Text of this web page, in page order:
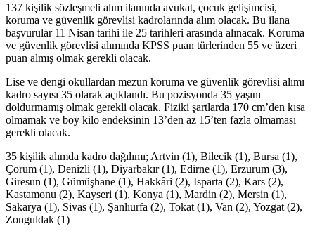
137 kişilik sözleşmeli alım ilanında avukat, çocuk gelişimcisi,
koruma ve güvenlik görevlisi kadrolarında alım olacak. Bu ilana
başvurular 11 Nisan tarihi ile 25 tarihleri arasında alınacak. Koruma
ve güvenlik görevlisi alımında KPSS puan türlerinden 55 ve üzeri
puan almış olmak gerekli olacak.
Lise ve dengi okullardan mezun koruma ve güvenlik görevlisi alımı
kadro sayısı 35 olarak açıklandı. Bu pozisyonda 35 yaşını
doldurmamış olmak gerekli olacak. Fiziki şartlarda 170 cm’den kısa
olmamak ve boy kilo endeksinin 13’den az 15’ten fazla olmaması
gerekli olacak.
35 kişilik alımda kadro dağılımı; Artvin (1), Bilecik (1), Bursa (1),
Çorum (1), Denizli (1), Diyarbakır (1), Edirne (1), Erzurum (3),
Giresun (1), Gümüşhane (1), Hakkâri (2), Isparta (2), Kars (2),
Kastamonu (2), Kayseri (1), Konya (1), Mardin (2), Mersin (1),
Sakarya (1), Sivas (1), Şanlıurfa (2), Tokat (1), Van (2), Yozgat (2),
Zonguldak (1)